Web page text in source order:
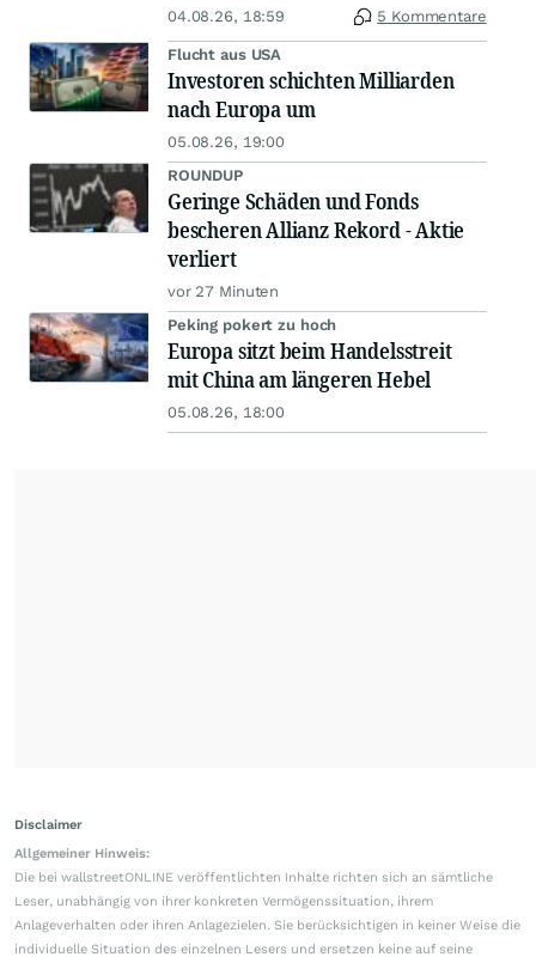
04.08.26, 18:59 5 Kommentare
Flucht aus USA
Investoren schichten Milliarden
nach Europa um
05.08.26, 19:00
ROUNDUP
Geringe Schäden und Fonds
bescheren Allianz Rekord - Aktie
verliert
vor 27 Minuten
Peking pokert zu hoch
Europa sitzt beim Handelsstreit
mit China am längeren Hebel
05.08.26, 18:00
Disclaimer
Allgemeiner Hinweis:
Die bei wallstreetONLINE veröffentlichten Inhalte richten sich an sämtliche
Leser, unabhängig von ihrer konkreten Vermögenssituation, ihrem
Anlageverhalten oder ihren Anlagezielen. Sie berücksichtigen in keiner Weise die
individuelle Situation des einzelnen Lesers und ersetzen keine auf seine